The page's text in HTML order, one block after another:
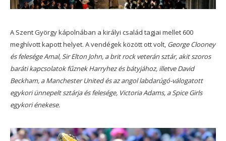
A Szent György kápolnában a királyi család tagjai mellet 600
meghívott kapott helyet. A vendégek között ott volt, George Clooney
és felesége Amal, Sir Elton John, a brit rock veterán sztár, akit szoros
baráti kapcsolatok fűznek Harryhez és bátyjához, illetve David
Beckham, a Manchester United és az angol labdarúgó-válogatott
egykori ünnepelt sztárja és felesége, Victoria Adams, a Spice Girls
egykori énekese.